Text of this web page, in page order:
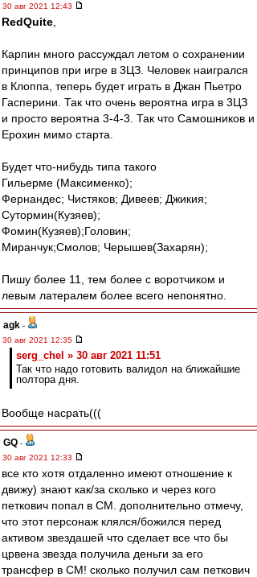
30 авг 2021 12:43
RedQuite
Карпин много рассуждал летом о сохранении
принципов при игре в 3ЦЗ. Человек наигрался
в Клоппа, теперь будет играть в Джан Пьетро
Гасперини. Так что очень вероятна игра в 3ЦЗ
и просто вероятна 3-4-3. Так что Самошников и
Ерохин мимо старта.
Будет что-нибудь типа такого
Гильерме (Максименко);
Фернандес; Чистяков; Дивеев; Джикия;
Сутормин(Кузяев);
Фомин(Кузяев);Головин;
Миранчук;Смолов; Черышев(Захарян);
Пишу более 11, тем более с воротчиком и
левым латералем более всего непонятно.
agk -
30 авг 2021 12:35
serg_chel » 30 авг 2021 11:51
Так что надо готовить валидол на ближайшие
полтора дня.
Вообще насрать(((
GQ -
30 авг 2021 12:33
все кто хотя отдаленно имеют отношение к
движу) знают как/за сколько и через кого
петкович попал в СМ. дополнительно отмечу,
что этот персонаж клялся/божился перед
активом звездашей что сделает все что бы
црвена звезда получила деньги за его
трансфер в СМ! сколько получил сам петкович